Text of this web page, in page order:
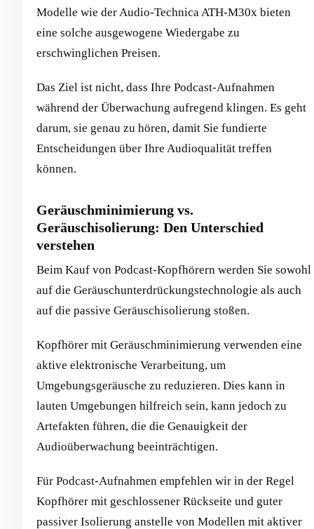
Modelle wie der Audio-Technica ATH-M30x bieten
eine solche ausgewogene Wiedergabe zu
erschwinglichen Preisen.
Das Ziel ist nicht, dass Ihre Podcast-Aufnahmen
während der Überwachung aufregend klingen. Es geht
darum, sie genau zu hören, damit Sie fundierte
Entscheidungen über Ihre Audioqualität treffen
können.
Geräuschminimierung vs.
Geräuschisolierung: Den Unterschied
verstehen
Beim Kauf von Podcast-Kopfhörern werden Sie sowohl
auf die Geräuschunterdrückungstechnologie als auch
auf die passive Geräuschisolierung stoßen.
Kopfhörer mit Geräuschminimierung verwenden eine
aktive elektronische Verarbeitung, um
Umgebungsgeräusche zu reduzieren. Dies kann in
lauten Umgebungen hilfreich sein, kann jedoch zu
Artefakten führen, die die Genauigkeit der
Audioüberwachung beeinträchtigen.
Für Podcast-Aufnahmen empfehlen wir in der Regel
Kopfhörer mit geschlossener Rückseite und guter
passiver Isolierung anstelle von Modellen mit aktiver